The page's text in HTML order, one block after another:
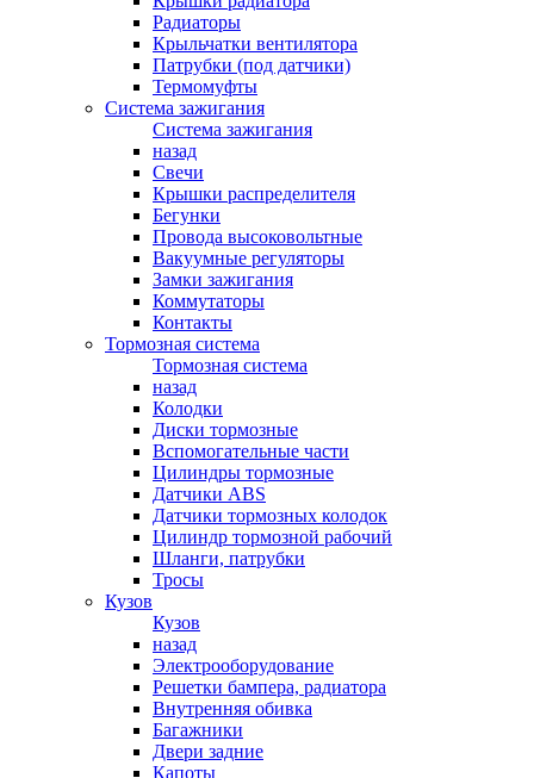
Радиаторы
Крыльчатки вентилятора
Патрубки (под датчики)
Термомуфты
Система зажигания
Система зажигания
назад
Свечи
Крышки распределителя
Бегунки
Провода высоковольтные
Вакуумные регуляторы
Замки зажигания
Коммутаторы
Контакты
Тормозная система
Тормозная система
назад
Колодки
Диски тормозные
Вспомогательные части
Цилиндры тормозные
Датчики ABS
Датчики тормозных колодок
Цилиндр тормозной рабочий
Шланги, патрубки
Тросы
Кузов
Кузов
назад
Электрооборудование
Решетки бампера, радиатора
Внутренняя обивка
Багажники
Двери задние
Капоты